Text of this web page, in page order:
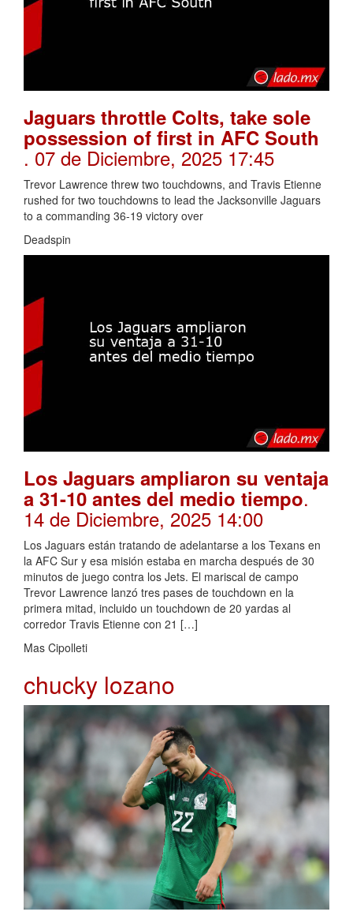
Jaguars throttle Colts, take sole
possession of first in AFC South
. 07 de Diciembre, 2025 17:45
Trevor Lawrence threw two touchdowns, and Travis Etienne
rushed for two touchdowns to lead the Jacksonville Jaguars
to a commanding 36-19 victory over
Deadspin
Los Jaguars ampliaron su ventaja
a 31-10 antes del medio tiempo.
14 de Diciembre, 2025 14:00
Los Jaguars están tratando de adelantarse a los Texans en
la AFC Sur y esa misión estaba en marcha después de 30
minutos de juego contra los Jets. El mariscal de campo
Trevor Lawrence lanzó tres pases de touchdown en la
primera mitad, incluido un touchdown de 20 yardas al
corredor Travis Etienne con 21 […]
Mas Cipolleti
chucky lozano